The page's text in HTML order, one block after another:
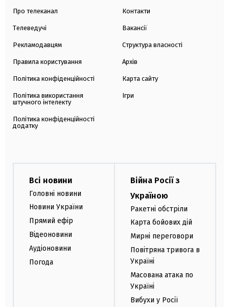
Про телеканал
Телеведучі
Рекламодавцям
Правила користування
Політика конфіденційності
Політика використання
штучного інтелекту
Політика конфіденційності
додатку
Контакти
Вакансії
Структура власності
Архів
Карта сайту
Ігри
Всі новини
Головні новини
Новини України
Прямий ефір
Відеоновини
Аудіоновини
Погода
Війна Росії з
Україною
Ракетні обстріли
Карта бойових дій
Мирні переговори
Повітряна тривога в
Україні
Масована атака по
Україні
Вибухи у Росії